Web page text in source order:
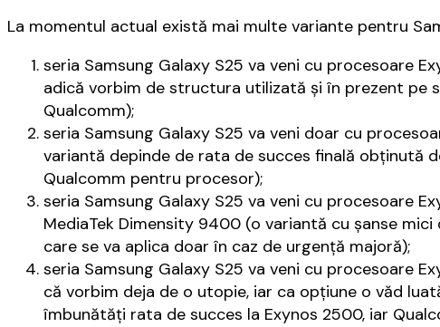
La momentul actual există mai multe variante pentru
seria Samsung Galaxy S25 va veni cu procesoare
adică vorbim de structura utilizată şi în prezent pe
Qualcomm);
seria Samsung Galaxy S25 va veni doar cu
variantă depinde de rata de succes finală obţinută
Qualcomm pentru procesor);
seria Samsung Galaxy S25 va veni cu procesoare
MediaTek Dimensity 9400 (o variantă cu şanse
care se va aplica doar în caz de urgenţă majoră);
seria Samsung Galaxy S25 va veni cu procesoare
că vorbim deja de o utopie, iar ca opţiune o văd
îmbunătăţi rata de succes la Exynos 2500, iar